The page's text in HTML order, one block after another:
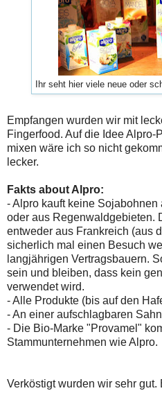
Ihr seht hier viele neue oder
Empfangen wurden wir mit
Fingerfood. Auf die Idee Alpro-
mixen wäre ich so nicht
lecker.
Fakts about Alpro:
- Alpro kauft keine Sojabohnen
oder aus Regenwaldgebieten.
entweder aus Frankreich (aus
sicherlich mal einen Besuch
langjährigen Vertragsbauern.
sein und bleiben, dass kein
verwendet wird.
- Alle Produkte (bis auf den
- An einer aufschlagbaren
- Die Bio-Marke "Provamel"
Stammunternehmen wie Alpro.
Verköstigt wurden wir sehr